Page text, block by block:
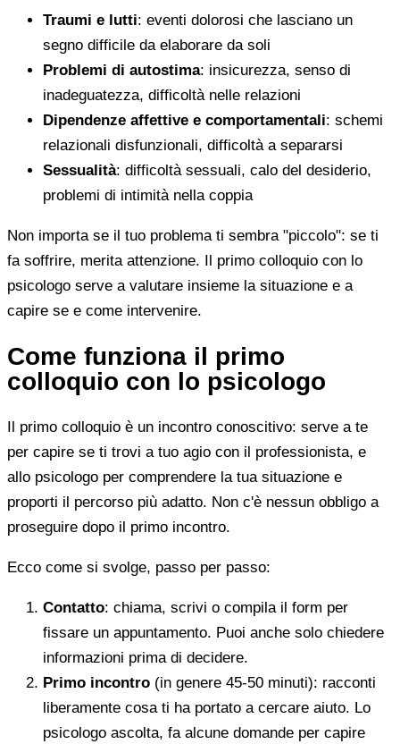
Traumi e lutti: eventi dolorosi che lasciano un
segno difficile da elaborare da soli
Problemi di autostima: insicurezza, senso di
inadeguatezza, difficoltà nelle relazioni
Dipendenze affettive e comportamentali: schemi
relazionali disfunzionali, difficoltà a separarsi
Sessualità: difficoltà sessuali, calo del desiderio,
problemi di intimità nella coppia
Non importa se il tuo problema ti sembra "piccolo": se ti
fa soffrire, merita attenzione. Il primo colloquio con lo
psicologo serve a valutare insieme la situazione e a
capire se e come intervenire.
Come funziona il primo
colloquio con lo psicologo
Il primo colloquio è un incontro conoscitivo: serve a te
per capire se ti trovi a tuo agio con il professionista, e
allo psicologo per comprendere la tua situazione e
proporti il percorso più adatto. Non c'è nessun obbligo a
proseguire dopo il primo incontro.
Ecco come si svolge, passo per passo:
Contatto: chiama, scrivi o compila il form per
fissare un appuntamento. Puoi anche solo chiedere
informazioni prima di decidere.
Primo incontro (in genere 45-50 minuti): racconti
liberamente cosa ti ha portato a cercare aiuto. Lo
psicologo ascolta, fa alcune domande per capire